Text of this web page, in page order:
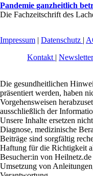
Pandemie ganzheitlich
Die Fachzeitschrift des
Impressum | Datenschutz |
Kontakt |
Die gesundheitlichen
präsentiert werden, haben
Vorgehensweisen
ausschließlich der
Unsere Inhalte ersetzen
Diagnose, medizinische
Beiträge sind sorgfältig
Haftung für die Richtigkeit
Besucher:in von
Umsetzung von